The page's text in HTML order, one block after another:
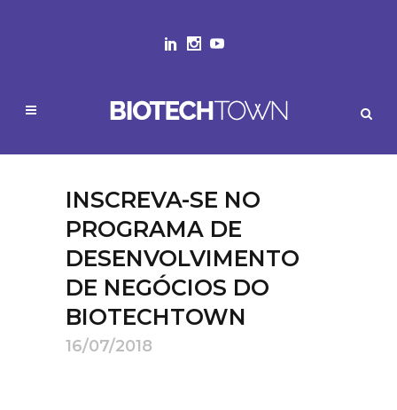
INSCREVA-SE NO
PROGRAMA DE
DESENVOLVIMENTO
DE NEGÓCIOS DO
BIOTECHTOWN
16/07/2018